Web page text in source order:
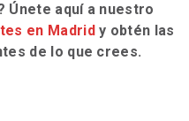
Únete aquí a nuestro
en Madridy obtén las
de lo que crees.